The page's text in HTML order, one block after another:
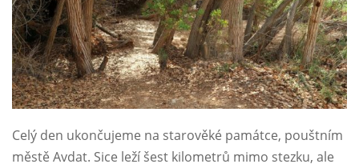
Celý den ukončujeme na starověké památce, pouštním
městě Avdat. Sice leží šest kilometrů mimo stezku, ale